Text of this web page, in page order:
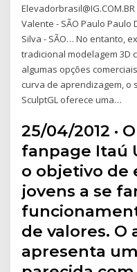
Valente - SÃO Paulo Paulo
Silva - SÃO… No entanto,
tradicional modelagem 3D
algumas opções
curva de aprendizagem, o
SculptGL oferece uma…
25/04/2012 ·
fanpage Itaú
o objetivo de
jovens a se
de valores. O
apresenta